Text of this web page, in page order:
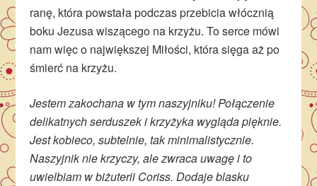
ranę, która powstała podczas przebicia włócznią
boku Jezusa wiszącego na krzyżu. To serce mówi
nam więc o największej Miłości, która sięga aż po
śmierć na krzyżu.
Jestem zakochana w tym naszyjniku! Połączenie
delikatnych serduszek i krzyżyka wygląda pięknie.
Jest kobieco, subtelnie, tak minimalistycznie.
Naszyjnik nie krzyczy, ale zwraca uwagę i to
uwielbiam w biżuterii Coriss. Dodaje blasku